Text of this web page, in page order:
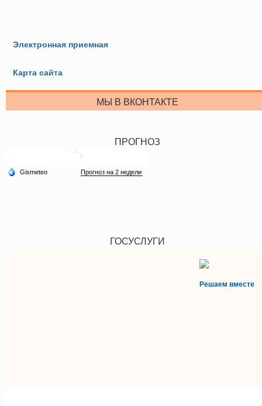
Электронная приемная
Карта сайта
МЫ В ВКОНТАКТЕ
ПРОГНОЗ
ГОСУСЛУГИ
Решаем вместе